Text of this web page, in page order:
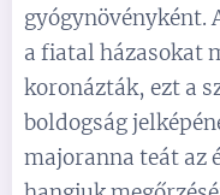
gyógynövényként.
a fiatal házasokat
koronázták, ezt a
boldogság
majoranna teát az